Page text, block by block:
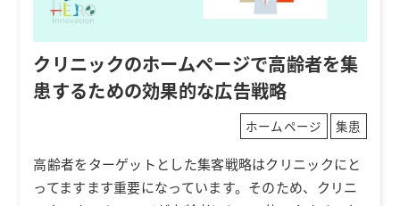
クリニックのホームページで高齢者を集
患するための効果的な広告戦略
ホームページ 集患
高齢者をターゲットとした集客戦略はクリニックにと
ってますます重要になっています。そのため、クリニ